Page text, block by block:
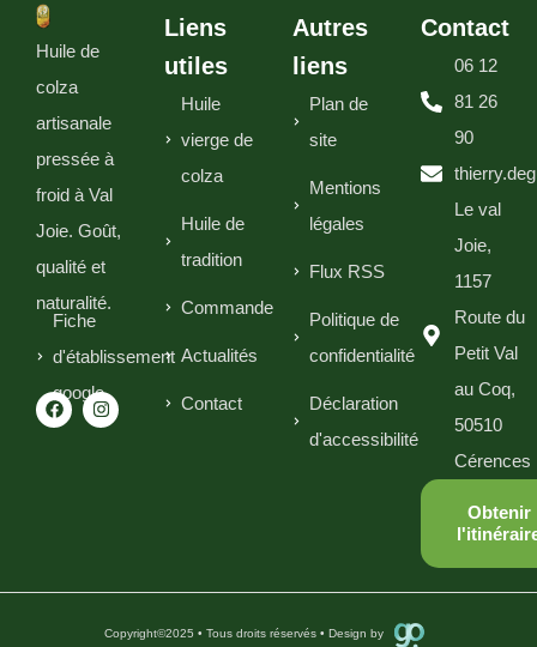
Huile de
colza
artisanale
pressée à
froid à Val
Joie. Goût,
qualité et
naturalité.
Fiche
d'établissement
google
Liens
utiles
Huile
vierge de
colza
Huile de
tradition
Commande
Actualités
Contact
Autres
liens
Plan de
site
Mentions
légales
Flux RSS
Politique de
confidentialité
Déclaration
d'accessibilité
Contact
06 12
81 26
90
Le val
Joie,
1157
Route du
Petit Val
au Coq,
50510
Cérences
Obtenir
Copyright©2025 • Tous droits réservés • Design by